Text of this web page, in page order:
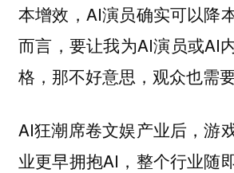
本增效，AI演员确实可以降
而言，要让我为AI演员或AI
格，那不好意思，观众也需要
AI狂潮席卷文娱产业后，游
业更早拥抱AI，整个行业随